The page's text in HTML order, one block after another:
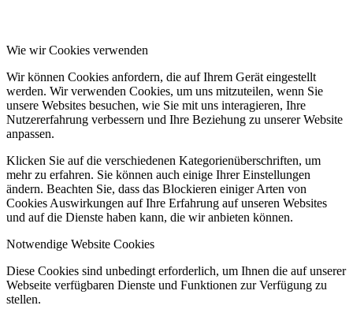
Wie wir Cookies verwenden
Wir können Cookies anfordern, die auf Ihrem Gerät eingestellt
werden. Wir verwenden Cookies, um uns mitzuteilen, wenn Sie
unsere Websites besuchen, wie Sie mit uns interagieren, Ihre
Nutzererfahrung verbessern und Ihre Beziehung zu unserer Website
anpassen.
Klicken Sie auf die verschiedenen Kategorienüberschriften, um
mehr zu erfahren. Sie können auch einige Ihrer Einstellungen
ändern. Beachten Sie, dass das Blockieren einiger Arten von
Cookies Auswirkungen auf Ihre Erfahrung auf unseren Websites
und auf die Dienste haben kann, die wir anbieten können.
Notwendige Website Cookies
Diese Cookies sind unbedingt erforderlich, um Ihnen die auf unserer
Webseite verfügbaren Dienste und Funktionen zur Verfügung zu
stellen.